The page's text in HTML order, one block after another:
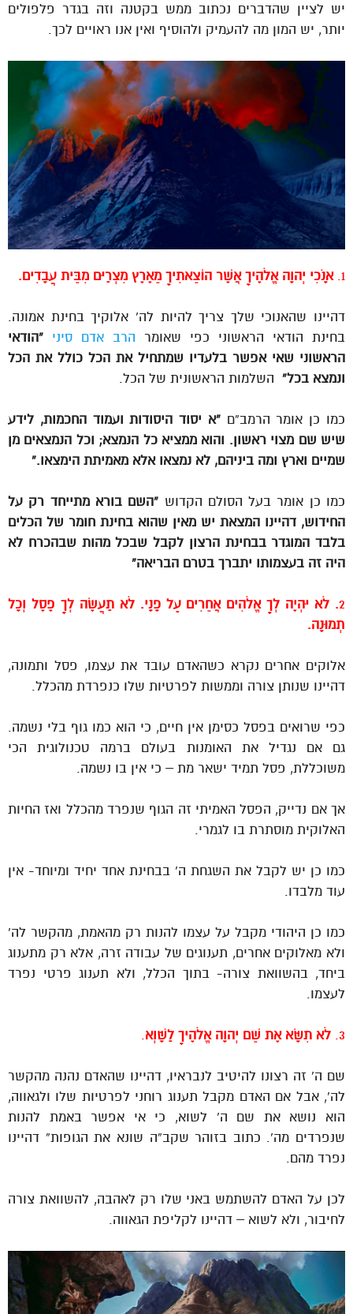
יש לציין שהדברים נכתוב ממש בקטנה וזה בגדר פלפולים
יותר, יש המון מה להעמיק ולהוסיף ואין אנו ראויים לכך.
1. אָנֹכִי יְהוָה אֱלֹהֶיךָ אֲשֶׁר הוֹצֵאתִיךָ מֵאֶרֶץ מִצְרַיִם מִבֵּית עֲבָדִים.
דהיינו שהאנוכי שלך צריך להיות לה’ אלוקיך בחינת אמונה.
בחינת הודאי הראשוני כפי שאומר הרב אדם סיני “הודאי
הראשוני שאי אפשר בלעדיו שמתחיל את הכל כולל את הכל
ונמצא בכל” השלמות הראשונית של הכל.
כמו כן אומר הרמב”ם“א יסוד היסודות ועמוד החכמות, לידע
שיש שם מצוי ראשון. והוא ממציא כל הנמצא; וכל הנמצאים מן
שמיים וארץ ומה ביניהם, לא נמצאו אלא מאמיתת הימצאו.”
כמו כן אומר בעל הסולם הקדוש “השם בורא מתייחד רק על
החידוש, דהיינו המצאת יש מאין שהוא בחינת חומר של הכלים
בלבד המוגדר בבחינת הרצון לקבל שבכל מהות שבהכרח לא
היה זה בעצמותו יתברך בטרם הבריאה”
2. לֹא יִהְיֶה לְךָ אֱלֹהִים אֲחֵרִים עַל פָּנָי. לֹא תַעֲשֶׂה לְךָ פֶסֶל וְכָל
תְּמוּנָה.
אלוקים אחרים נקרא כשהאדם עובד את עצמו, פסל ותמונה,
דהיינו שנותן צורה וממשות לפרטיות שלו כנפרדת מהכלל.
כפי שרואים בפסל כסימן אין חיים, כי הוא כמו גוף בלי נשמה.
גם אם נגדיל את האומנות בעולם ברמה טכנולוגית הכי
משוכללת, פסל תמיד ישאר מת – כי אין בו נשמה.
אך אם נדייק, הפסל האמיתי זה הגוף שנפרד מהכלל ואז החיות
האלוקית מוסתרת בו לגמרי.
כמו כן יש לקבל את השגחת ה’ בבחינת אחד יחיד ומיוחד- אין
עוד מלבדו.
כמו כן היהודי מקבל על עצמו להנות רק מהאמת, מהקשר לה’
ולא מאלוקים אחרים, תענוגים של עבודה זרה, אלא רק מתענוג
ביחד, בהשוואת צורה- בתוך הכלל, ולא תענוג פרטי נפרד
לעצמו.
3. לֹא תִשָּׂא אֶת שֵׁם יְהוָה אֱלֹהֶיךָ לַשָּׁוְא.
שם ה’ זה רצונו להיטיב לנבראיו, דהיינו שהאדם נהנה מהקשר
לה’, אבל אם האדם מקבל תענוג רוחני לפרטיות שלו ולגאווה,
הוא נושא את שם ה’ לשוא, כי אי אפשר באמת להנות
שנפרדים מה’. כתוב בזוהר שקב”ה שונא את הגופות” דהיינו
נפרד מהם.
לכן על האדם להשתמש באני שלו רק לאהבה, להשוואת צורה
לחיבור, ולא לשוא – דהיינו לקליפת הגאווה.